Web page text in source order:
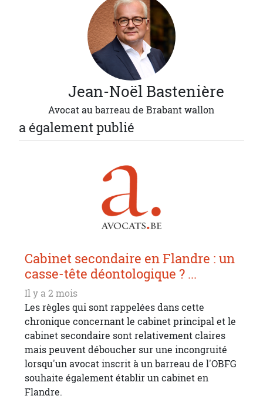
Jean-Noël Bastenière
Avocat au barreau de Brabant wallon
a également publié
Cabinet secondaire en Flandre : un
casse-tête déontologique ? ...
Il y a 2 mois
Les règles qui sont rappelées dans cette
chronique concernant le cabinet principal et le
cabinet secondaire sont relativement claires
mais peuvent déboucher sur une incongruité
lorsqu'un avocat inscrit à un barreau de l'OBFG
souhaite également établir un cabinet en
Flandre.